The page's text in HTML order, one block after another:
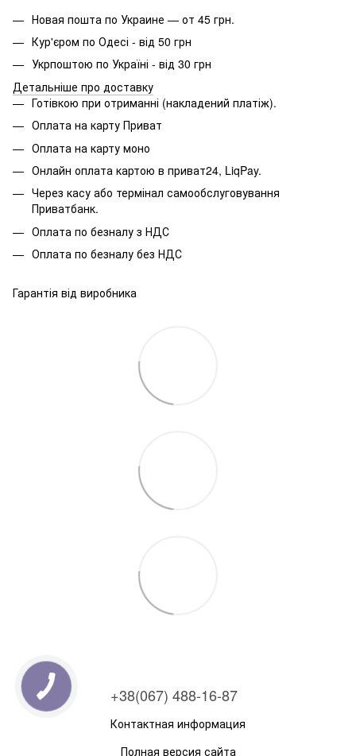
Новая пошта по Украине — от 45 грн.
Кур'єром по Одесі - від 50 грн
Укрпоштою по Україні - від 30 грн
Детальніше про доставку
Готівкою при отриманні (накладений платіж).
Оплата на карту Приват
Оплата на карту моно
Онлайн оплата картою в приват24, LiqPay.
Через касу або термінал самообслуговування
Приватбанк.
Оплата по безналу з НДС
Оплата по безналу без НДС
Гарантія від виробника
+38(067) 488-16-87
Контактная информация
Полная версия сайта